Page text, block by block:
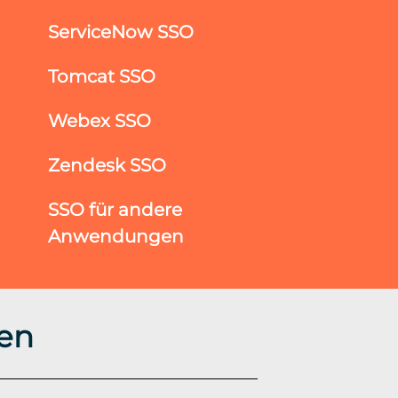
ServiceNow SSO
Tomcat SSO
Webex SSO
Zendesk SSO
SSO für andere
Anwendungen